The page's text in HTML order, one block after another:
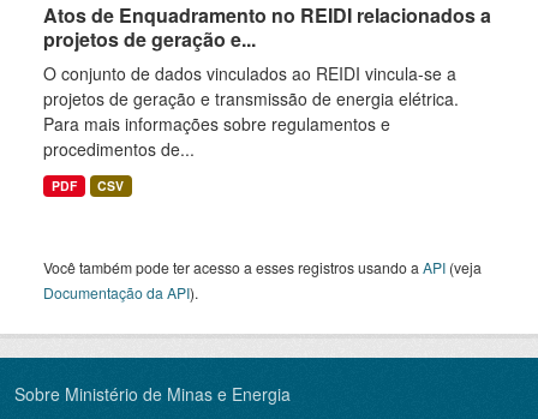
Atos de Enquadramento no REIDI relacionados a
projetos de geração e...
O conjunto de dados vinculados ao REIDI vincula-se a
projetos de geração e transmissão de energia elétrica.
Para mais informações sobre regulamentos e
procedimentos de...
PDF CSV
Você também pode ter acesso a esses registros usando a API (veja
Documentação da API).
Sobre Ministério de Minas e Energia